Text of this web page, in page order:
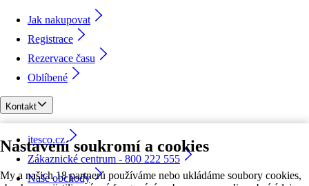
Nastavení soukromí a cookies
My a našich 18 partnerů používáme nebo ukládáme soubory cookies,
Jak nakupovat
Registrace
Rezervace času
Oblíbené
Kontakt
itesco.cz
Zákaznické centrum - 800 222 555
Naše obchody